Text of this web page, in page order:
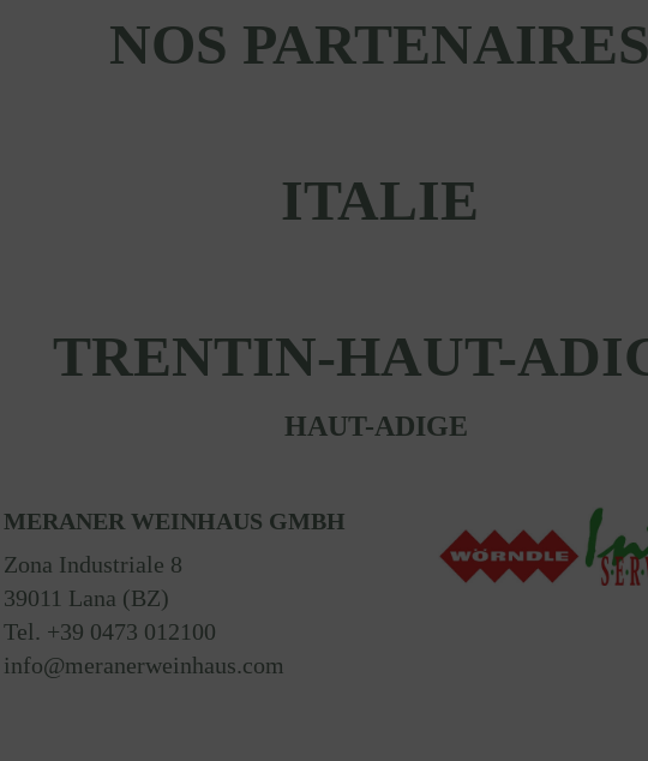
NOS
ITALIE
TRENTIN-HAUT-
HAUT-ADIGE
MERANER WEINHAUS GMBH
Zona Industriale 8
39011 Lana (BZ)
Tel. +39 0473 012100
info@meranerweinhaus.com